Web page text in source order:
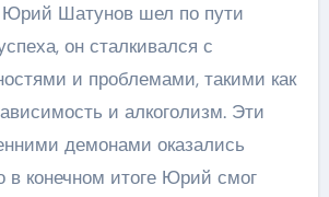
Юрий Шатунов шел по пути
он сталкивался с
и проблемами, такими как
и алкоголизм. Эти
демонами оказались
в конечном итоге Юрий смог